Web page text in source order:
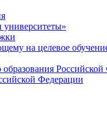
на целевое
Федерации